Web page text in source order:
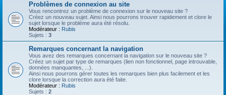
Problèmes de connexion au site
Vous rencontrez un problème de connexion sur le nouveau site ?
Créez un nouveau sujet. Ainsi nous pourrons trouver rapidement et clore le
sujet lorsque le problème aura été résolu.
Modérateur : Rubis
Sujets : 3
Remarques concernant la navigation
Vous avez des remarques concernant la navigation sur le nouveau site ?
Créez un sujet par type de remarques (lien non fonctionnel, page introuvable,
données manquantes, ...).
Ainsi nous pourrons gérer toutes les remarques bien plus facilement et les
clore lorsque la correction aura été faite.
Modérateur : Rubis
Sujets : 2